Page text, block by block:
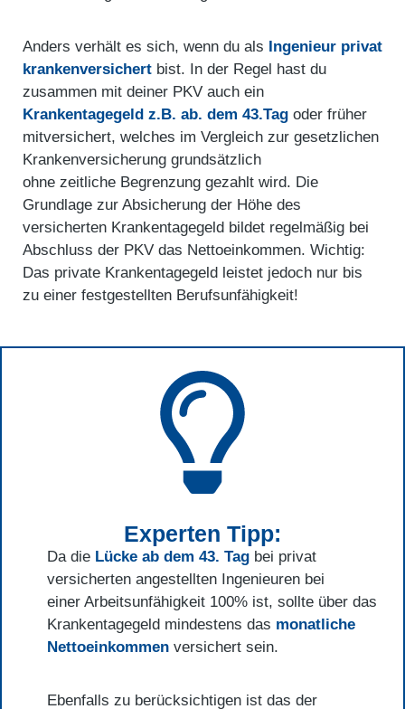
Anders verhält es sich, wenn du als Ingenieur privat
krankenversichert bist. In der Regel hast du
zusammen mit deiner PKV auch ein
Krankentagegeld z.B. ab. dem 43.Tag oder früher
mitversichert, welches im Vergleich zur gesetzlichen
Krankenversicherung grundsätzlich
ohne zeitliche Begrenzung gezahlt wird. Die
Grundlage zur Absicherung der Höhe des
versicherten Krankentagegeld bildet regelmäßig bei
Abschluss der PKV das Nettoeinkommen. Wichtig:
Das private Krankentagegeld leistet jedoch nur bis
zu einer festgestellten Berufsunfähigkeit!
Experten Tipp:
Da die Lücke ab dem 43. Tag bei privat
versicherten angestellten Ingenieuren bei
einer Arbeitsunfähigkeit 100% ist, sollte über das
Krankentagegeld mindestens das monatliche
Nettoeinkommen versichert sein.
Ebenfalls zu berücksichtigen ist das der